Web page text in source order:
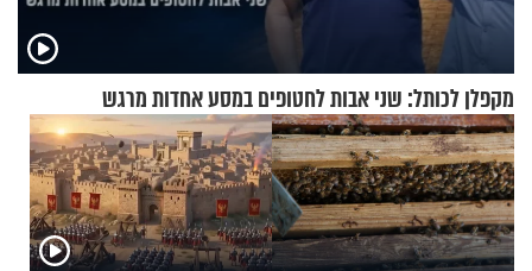
מקפלן לכותל: שני אבות לחטופים במסע אחדות מרגש